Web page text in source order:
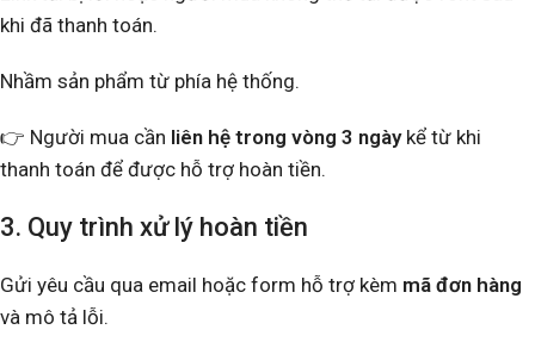
khi đã thanh toán.
Nhầm sản phẩm từ phía hệ thống.
👉 Người mua cần liên hệ trong vòng 3 ngàykể từ khi
thanh toán để được hỗ trợ hoàn tiền.
3. Quy trình xử lý hoàn tiền
Gửi yêu cầu qua email hoặc form hỗ trợ kèm mã đơn hàng
và mô tả lỗi.